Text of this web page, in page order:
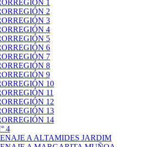
1
2
3
4
5
6
7
8
9
10
11
12
13
14
4
A ALTAMIDES JARDIM